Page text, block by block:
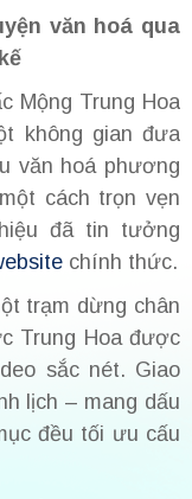
văn hoá qua
Mộng Trung Hoa
không gian đưa
văn hoá phương
cách trọn vẹn
đã tin tưởng
chính thức.
trạm dừng chân
Trung Hoa được
sắc nét. Giao
lịch – mang dấu
đều tối ưu cấu